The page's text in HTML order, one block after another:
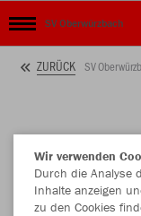
SV Oberwürzbach
ZURÜCK SV
Wir verwenden
Durch die Analyse
Inhalte anzeigen
zu den Cookies